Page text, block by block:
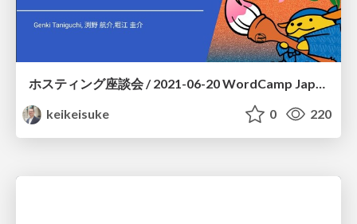
ホスティング座談会 / 2021-06-20 WordCamp Japan 2021
keikeisuke
0 220